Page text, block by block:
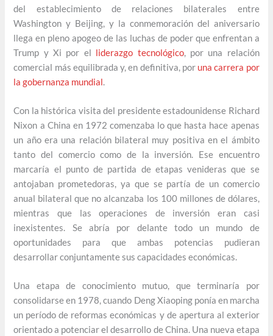
del establecimiento de relaciones bilaterales entre
Washington y Beijing, y la conmemoración del aniversario
llega en pleno apogeo de las luchas de poder que enfrentan a
Trump y Xi por el liderazgo tecnológico, por una relación
comercial más equilibrada y, en definitiva, por una carrera por
la gobernanza mundial.
Con la histórica visita del presidente estadounidense Richard
Nixon a China en 1972 comenzaba lo que hasta hace apenas
un año era una relación bilateral muy positiva en el ámbito
tanto del comercio como de la inversión. Ese encuentro
marcaría el punto de partida de etapas venideras que se
antojaban prometedoras, ya que se partía de un comercio
anual bilateral que no alcanzaba los 100 millones de dólares,
mientras que las operaciones de inversión eran casi
inexistentes. Se abría por delante todo un mundo de
oportunidades para que ambas potencias pudieran
desarrollar conjuntamente sus capacidades económicas.
Una etapa de conocimiento mutuo, que terminaría por
consolidarse en 1978, cuando Deng Xiaoping ponía en marcha
un período de reformas económicas y de apertura al exterior
orientado a potenciar el desarrollo de China. Una nueva etapa